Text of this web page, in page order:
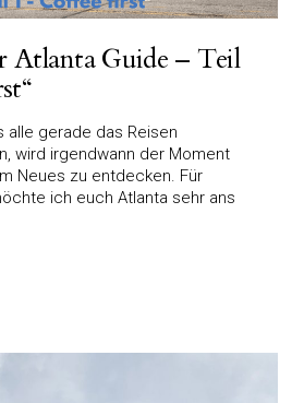
Atlanta Guide – Teil
alle gerade das Reisen
wird irgendwann der Moment
Neues zu entdecken. Für
ich euch Atlanta sehr ans